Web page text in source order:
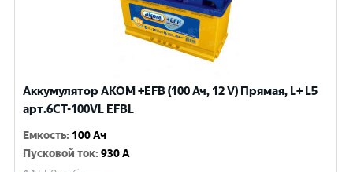
Аккумулятор AKOM +EFB (100 Ач, 12 V) Прямая, L+ L5
арт.6СТ-100VL EFBL
Емкость: 100 Ач
Пусковой ток:930 A